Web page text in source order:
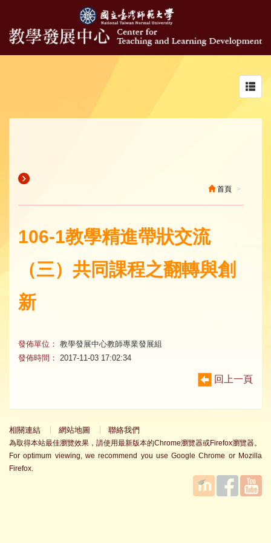
首頁
106-1教學精進帶狀交流
（三）共同課程之翻轉與創
新
發佈單位： 教學發展中心教師專業發展組
發佈時間：
2017-11-03 17:02:34
回上一頁
相關連結 網站地圖 聯絡我們
為取得本站最佳瀏覽效果，請使用最新版本的Chrome瀏覽器或Firefox瀏覽器。
For optimum viewing, we recommend you use Google Chrome or Mozilla
Firefox.